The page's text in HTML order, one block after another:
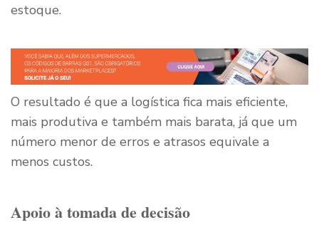
estoque.
O resultado é que a logística fica mais eficiente,
mais produtiva e também mais barata, já que um
número menor de erros e atrasos equivale a
menos custos.
Apoio à tomada de decisão